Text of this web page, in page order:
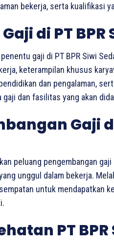
bekerja, serta kualifikasi
di PT BPR
gaji di PT BPR Siwi
keterampilan khusus
dan pengalaman,
dan fasilitas yang akan
Gaji di
peluang pengembangan
unggul dalam bekerja.
untuk mendapatkan
PT BPR